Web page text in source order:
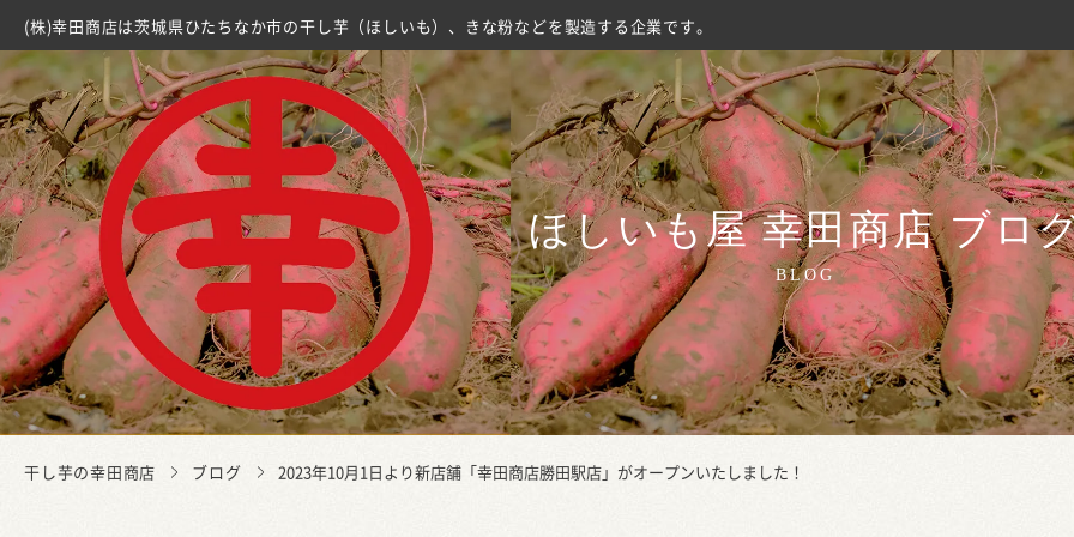
(株)幸田商店は茨城県ひたちなか市の干し芋（ほしいも）、きな粉などを製造する企業です。
ほしいも屋 幸田商店 ブロ
BLOG
干し芋の幸田商店 ブログ 2023年10月1日より新店舗「幸田商店勝田駅店」がオープンいたしました！